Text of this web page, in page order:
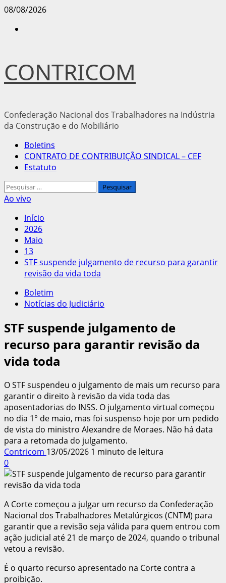
Avançar
08/08/2026
CONTRICOM
Confederação Nacional dos Trabalhadores na Indústria
da Construção e do Mobiliário
Menu
principal
Boletins
CONTRATO DE CONTRIBUIÇÃO SINDICAL – CEF
Estatuto
Pesquisar
por:
Ao vivo
Início
2026
Maio
13
STF suspende julgamento de recurso para garantir
revisão da vida toda
Boletim
Notícias do Judiciário
STF suspende julgamento de
recurso para garantir revisão da
vida toda
O STF suspendeu o julgamento de mais um recurso para
garantir o direito à revisão da vida toda das
aposentadorias do INSS. O julgamento virtual começou
no dia 1° de maio, mas foi suspenso hoje por um pedido
de vista do ministro Alexandre de Moraes. Não há data
para a retomada do julgamento.
Contricom 13/05/2026 1 minuto de leitura
0
A Corte começou a julgar um recurso da Confederação
Nacional dos Trabalhadores Metalúrgicos (CNTM) para
garantir que a revisão seja válida para quem entrou com
ação judicial até 21 de março de 2024, quando o tribunal
vetou a revisão.
É o quarto recurso apresentado na Corte contra a
proibição.